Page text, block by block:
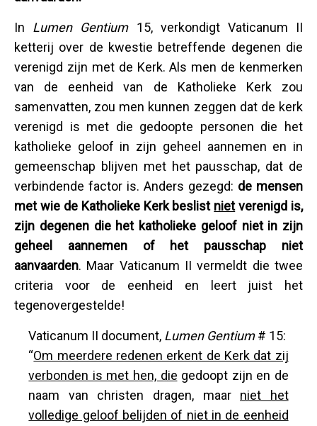
In Lumen Gentium15, verkondigt Vaticanum II
ketterij over de kwestie betreffende degenen die
verenigd zijn met de Kerk. Als men de kenmerken
van de eenheid van de Katholieke Kerk zou
samenvatten, zou men kunnen zeggen dat de kerk
verenigd is met die gedoopte personen die het
katholieke geloof in zijn geheel aannemen en in
gemeenschap blijven met het pausschap, dat de
verbindende factor is. Anders gezegd: de mensen
met wie de Katholieke Kerk beslist nietverenigd is,
zijn degenen die het katholieke geloof niet in zijn
geheel aannemen of het pausschap niet
aanvaarden. Maar Vaticanum II vermeldt die twee
criteria voor de eenheid en leert juist het
tegenovergestelde!
Vaticanum II document, Lumen Gentium# 15:
“Om meerdere redenen erkent de Kerk dat zij
verbonden is met hen, die gedoopt zijn en de
naam van christen dragen, maar niet het
volledige geloof belijden of niet in de eenheid